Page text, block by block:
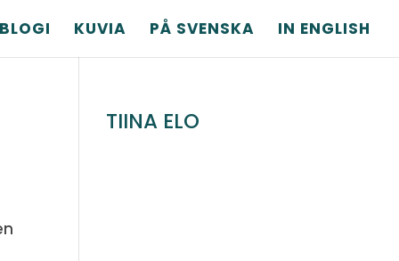
BLOGI KUVIA PÅ SVENSKA IN ENGLISH
TIINA ELO